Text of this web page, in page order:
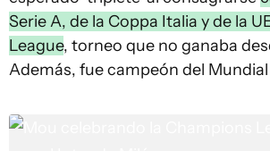
Serie A, de la Coppa Italia y de la
League, torneo que no ganaba
Además, fue campeón del Mundial